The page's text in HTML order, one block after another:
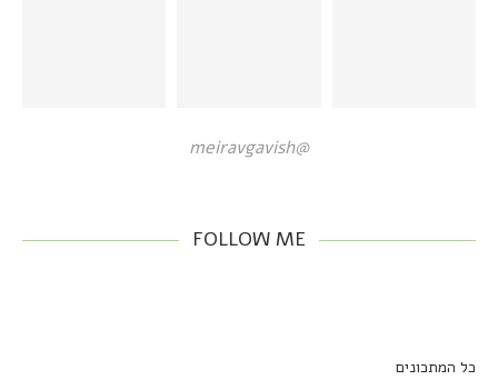
@meiravgavish
FOLLOW ME
כל המתכונים